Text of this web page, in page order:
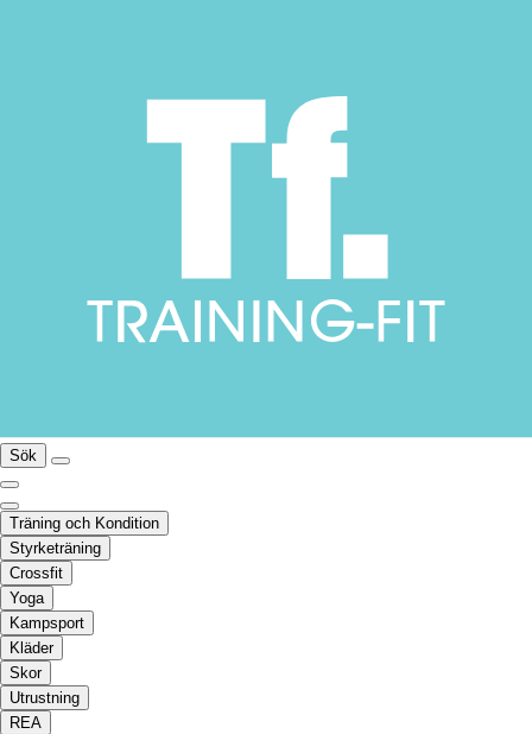
Sök
Träning och Kondition
Styrketräning
Crossfit
Yoga
Kampsport
Kläder
Skor
Utrustning
REA